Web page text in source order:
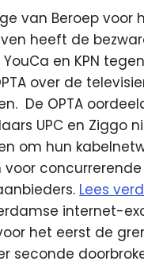
van Beroep voor
heeft de
YouCa en KPN
over de
De OPTA
UPC en Ziggo
om hun
voor concurrerende
Lees
internet-
het eerst de
seconde